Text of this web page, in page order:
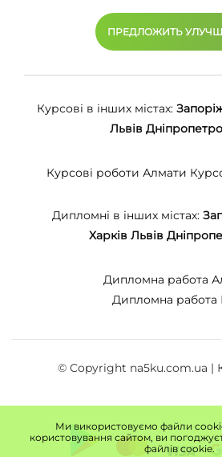
ПРЕДЛОЖИТЬ
Курсові в інших містах:
Львів
Курсові роботи Алмати
Дипломні в інших містах:
Харків Львів
Дипломна работа
Дипломна работа
© Copyright na5ku.com.ua |
Ми використовуємо файли
користовування сайтом, ви
файлів cookie.